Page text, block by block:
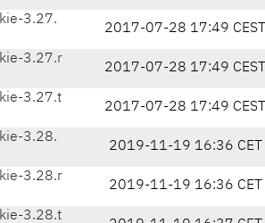
3.27.
2017-07-28 17:49 CEST
3.27.r
2017-07-28 17:49 CEST
3.27.t
2017-07-28 17:49 CEST
3.28.
2019-11-19 16:36 CET
3.28.r
2019-11-19 16:36 CET
3.28.t